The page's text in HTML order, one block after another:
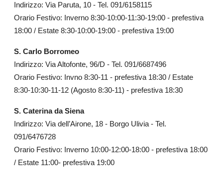
Indirizzo: Via Paruta, 10 - Tel. 091/6158115
Orario Festivo: Inverno 8:30-10:00-11:30-19:00 - prefestiva
18:00 / Estate 8:30-10:00-19:00 - prefestiva 19:00
S. Carlo Borromeo
Indirizzo: Via Altofonte, 96/D - Tel. 091/6687496
Orario Festivo: Invno 8:30-11 - prefestiva 18:30 / Estate
8:30-10:30-11-12 (Agosto 8:30-11) - prefestiva 18:30
S. Caterina da Siena
Indirizzo: Via dell’Airone, 18 - Borgo Ulivia - Tel.
091/6476728
Orario Festivo: Inverno 10:00-12:00-18:00 - prefestiva 18:00
/ Estate 11:00- prefestiva 19:00